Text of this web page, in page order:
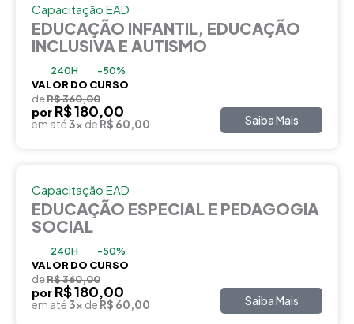
Capacitação EAD
EDUCAÇÃO INFANTIL, EDUCAÇÃO
INCLUSIVA E AUTISMO
240H -50%
VALOR DO CURSO
deR$ 360,00
por R$ 180,00
em até3x de R$ 60,00 Saiba Mais
Capacitação EAD
EDUCAÇÃO ESPECIAL E PEDAGOGIA
SOCIAL
240H -50%
VALOR DO CURSO
deR$ 360,00
por R$ 180,00
em até3x de R$ 60,00 Saiba Mais